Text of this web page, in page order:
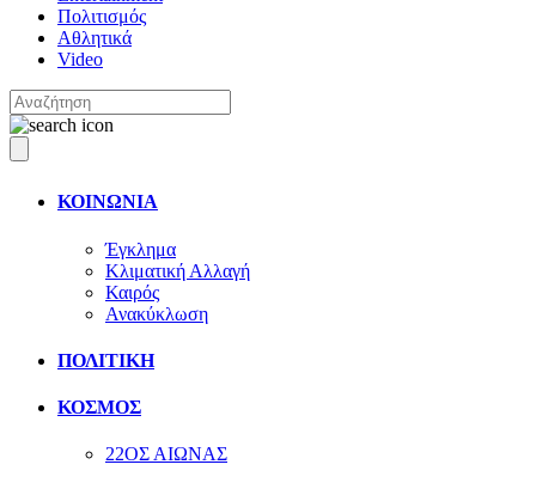
Πολιτισμός
Αθλητικά
Video
ΚΟΙΝΩΝΙΑ
Έγκλημα
Κλιματική Αλλαγή
Καιρός
Ανακύκλωση
ΠΟΛΙΤΙΚΗ
ΚΟΣΜΟΣ
22ΟΣ ΑΙΩΝΑΣ